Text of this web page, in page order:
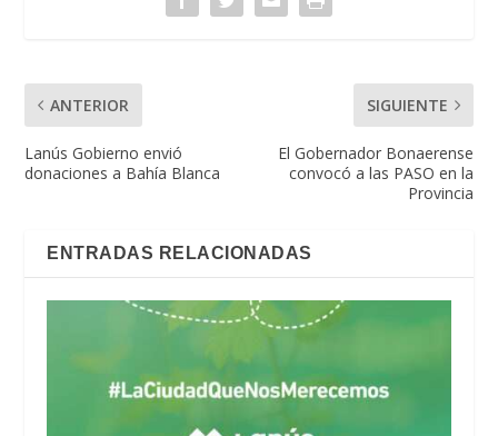
ANTERIOR
Lanús Gobierno envió
donaciones a Bahía Blanca
SIGUIENTE
El Gobernador Bonaerense
convocó a las PASO en la
Provincia
ENTRADAS RELACIONADAS